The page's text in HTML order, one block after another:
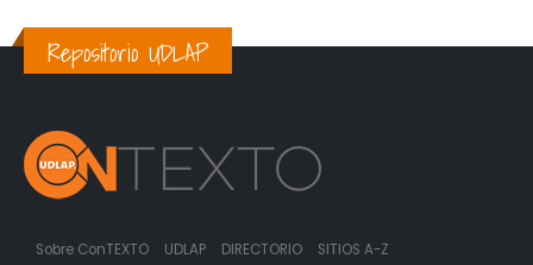
Repositorio UDLAP
Sobre ConTEXTO UDLAP DIRECTORIO SITIOS A-Z